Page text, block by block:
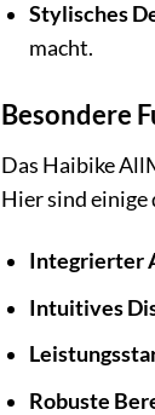
Stylisches
macht.
Besondere
Das Haibike
Hier sind
Integrierter
Intuitives
Robuste